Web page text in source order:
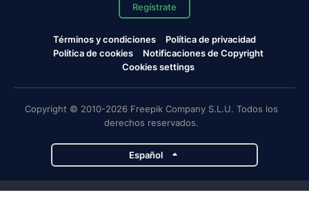
Regístrate
Términos y condiciones
Política de privacidad
Política de cookies
Notificaciones de Copyright
Cookies settings
Copyright © 2010-2026 Freepik Company S.L.U. Todos los
derechos reservados.
Español